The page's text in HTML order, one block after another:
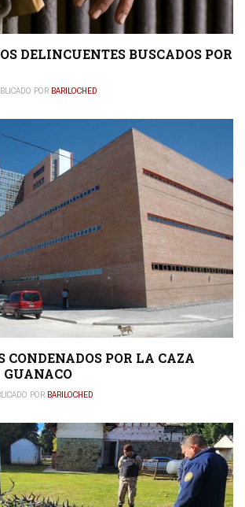
DELINCUENTES BUSCADOS POR
POR BARILOCHED
CONDENADOS POR LA CAZA
POR BARILOCHED